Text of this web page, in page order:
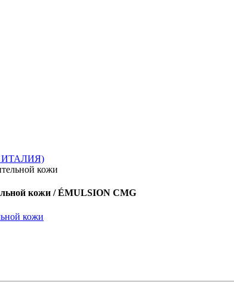
ИТАЛИЯ)
кожи
кожи / ÉMULSION CMG